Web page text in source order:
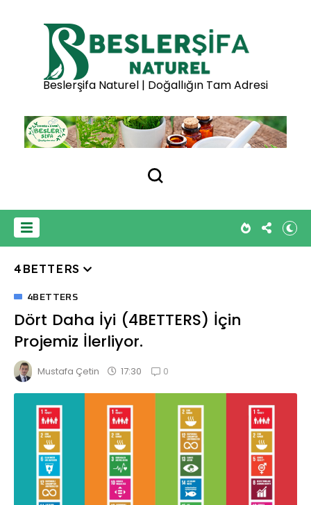
Beslerşifa Naturel | Doğallığın Tam Adresi
4BETTERS
4BETTERS
Dört Daha İyi (4BETTERS) İçin
Projemiz İlerliyor.
Mustafa Çetin 17:30 0